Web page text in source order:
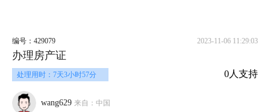
编号：429079 2023-11-06 11:29:03
办理房产证
处理用时：7天3小时57分 0人支持
wang629 来自：中国